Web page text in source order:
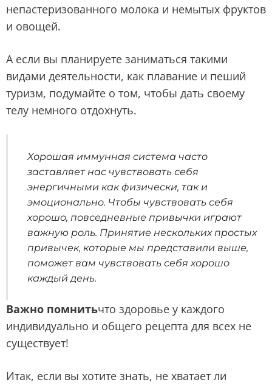
непастеризованного молока и немытых фруктов
и овощей.
А если вы планируете заниматься такими
видами деятельности, как плавание и пеший
туризм, подумайте о том, чтобы дать своему
телу немного отдохнуть.
Хорошая иммунная система часто
заставляет нас чувствовать себя
энергичными как физически, так и
эмоционально. Чтобы чувствовать себя
хорошо, повседневные привычки играют
важную роль. Принятие нескольких простых
привычек, которые мы представили выше,
поможет вам чувствовать себя хорошо
каждый день.
Важно помнитьчто здоровье у каждого
индивидуально и общего рецепта для всех не
существует!
Итак, если вы хотите знать, не хватает ли